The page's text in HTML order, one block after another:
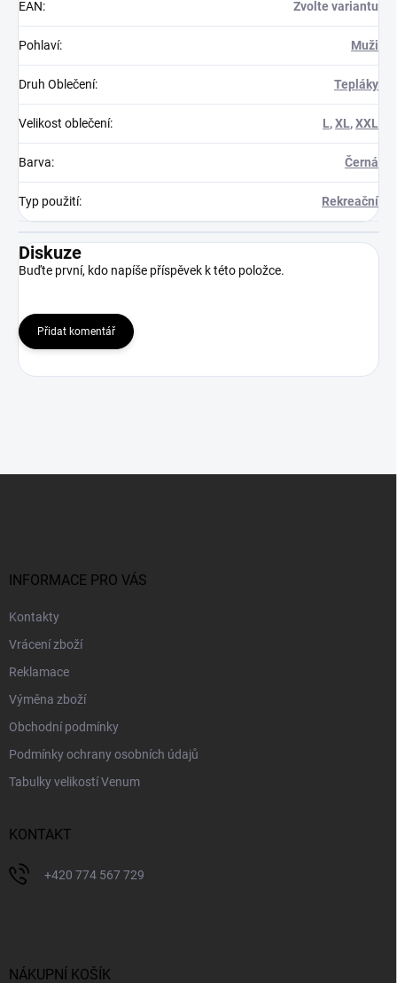
EAN: Zvolte variantu
Pohlaví: Muži
Druh Oblečení: Tepláky
Velikost oblečení: L,XL,XXL
Barva: Černá
Typ použití: Rekreační
Diskuze
Buďte první, kdo napíše příspěvek k této položce.
Přidat komentář
INFORMACE PRO VÁS
Kontakty
Vrácení zboží
Reklamace
Výměna zboží
Obchodní podmínky
Podmínky ochrany osobních údajů
Tabulky velikostí Venum
KONTAKT
+420 774 567 729
NÁKUPNÍ KOŠÍK